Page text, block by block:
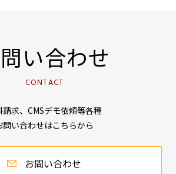
い合わせ
CONTACT
請求、CMSデモ依頼等各種
問い合わせはこちらから
お問い合わせ